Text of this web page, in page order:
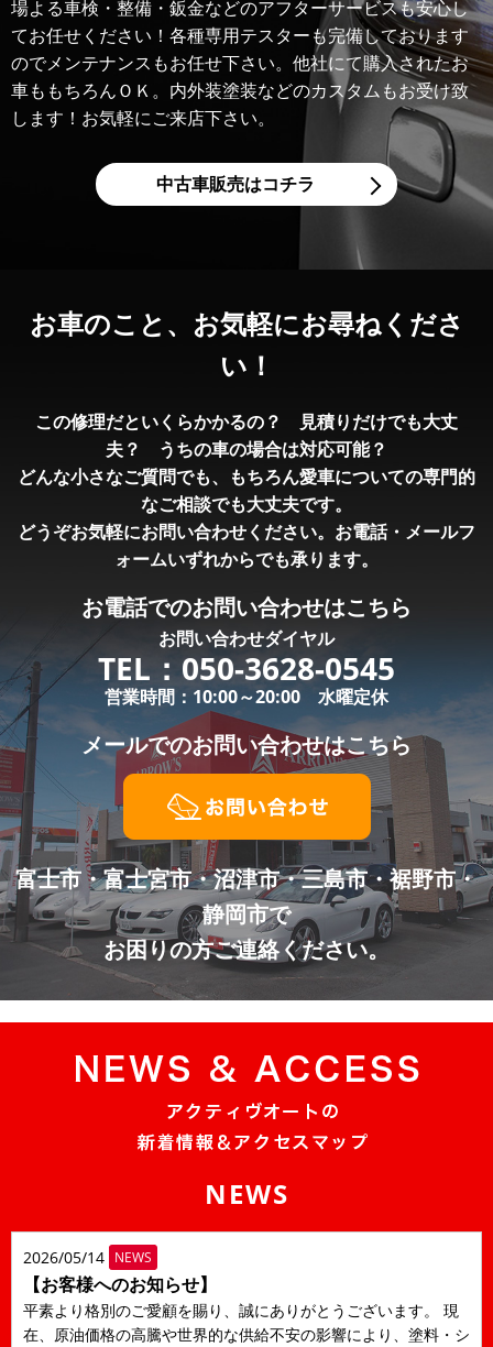
場よる車検・整備・鈑金などのアフターサービスも安心し
てお任せください！各種専用テスターも完備しております
のでメンテナンスもお任せ下さい。他社にて購入されたお
車ももちろんＯＫ。内外装塗装などのカスタムもお受け致
します！お気軽にご来店下さい。
中古車販売はコチラ
お車のこと、 お気軽にお尋ねくださ
い！
この修理だといくらかかるの？ 見積りだけでも大丈
夫？ うちの車の場合は対応可能？
どんな小さなご質問でも、もちろん愛車についての専門的
なご相談でも大丈夫です。
どうぞお気軽にお問い合わせください。お電話・メールフ
ォームいずれからでも承ります。
お電話でのお問い合わせはこちら
お問い合わせダイヤル
TEL： 050-3628-0545
営業時間：10:00～20:00 水曜定休
メールでのお問い合わせはこちら
富士市・富士宮市・沼津市・三島市・裾野市・
静岡市で
お困りの方ご連絡ください。
NEWS
2026/05/14 NEWS
【お客様へのお知らせ】
平素より格別のご愛顧を賜り、誠にありがとうございます。 現
在、原油価格の高騰や世界的な供給不安の影響により、塗料・シ